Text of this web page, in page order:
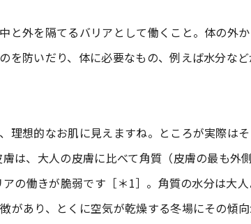
と外を隔てるバリアとして働くこと。体の外
を防いだり、体に必要なもの、例えば水分な
理想的なお肌に見えますね。ところが実際は
は、大人の皮膚に比べて角質（皮膚の最も外
の働きが脆弱です［＊1］。角質の水分は大
があり、とくに空気が乾燥する冬場にその傾